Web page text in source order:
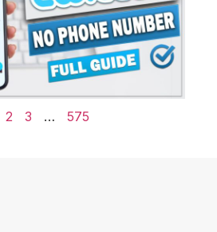
2 3 … 575